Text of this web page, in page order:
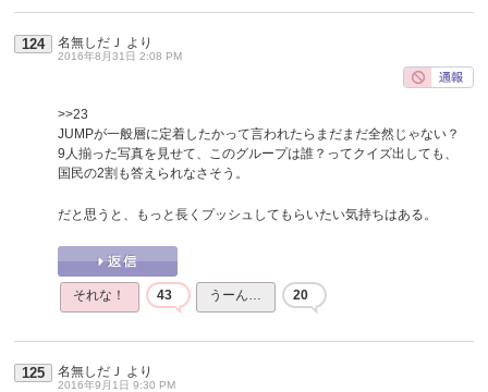
124 名無しだＪ より
2016年8月31日 2:08 PM
>>23
JUMPが一般層に定着したかって言われたらまだまだ全然じゃない？
9人揃った写真を見せて、このグループは誰？ってクイズ出しても、
国民の2割も答えられなさそう。
だと思うと、もっと長くプッシュしてもらいたい気持ちはある。
それな！ 43 うーん… 20
125 名無しだＪ より
2016年9月1日 9:30 PM